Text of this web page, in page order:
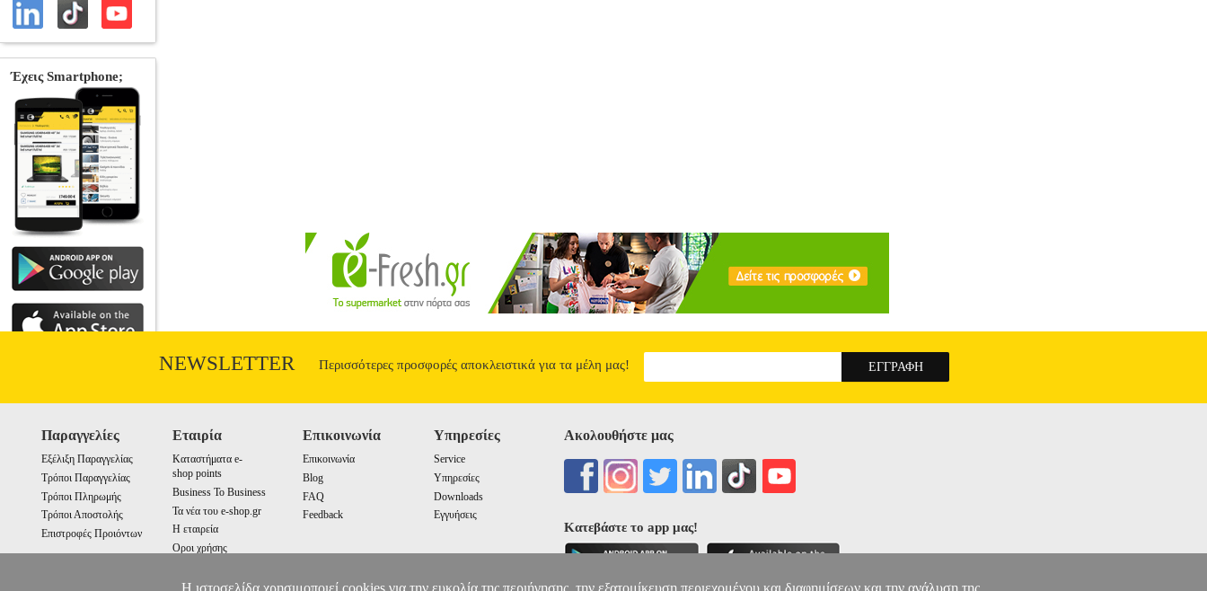
NEWSLETTER Περισσότερες προσφορές αποκλειστικά για τα μέλη μας!
Παραγγελίες
Εξέλιξη Παραγγελίας
Τρόποι Παραγγελίας
Τρόποι Πληρωμής
Τρόποι Αποστολής
Επιστροφές Προιόντων
Εταιρία
Καταστήματα e-
shop points
Business To Business
Τα νέα του e-shop.gr
Η εταιρεία
Οροι χρήσης
Επικοινωνία
Επικοινωνία
Blog
FAQ
Feedback
Υπηρεσίες
Service
Υπηρεσίες
Downloads
Εγγυήσεις
Ακολουθήστε μας
Κατεβάστε το app μας!